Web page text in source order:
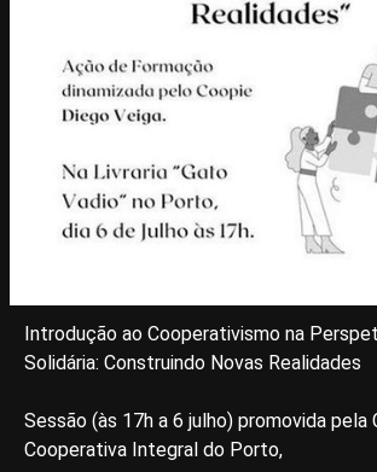
Introdução ao Cooperativismo na
Solidária: Construindo Novas Realidades
Sessão (às 17h a 6 julho) promovida pela
Cooperativa Integral do Porto,